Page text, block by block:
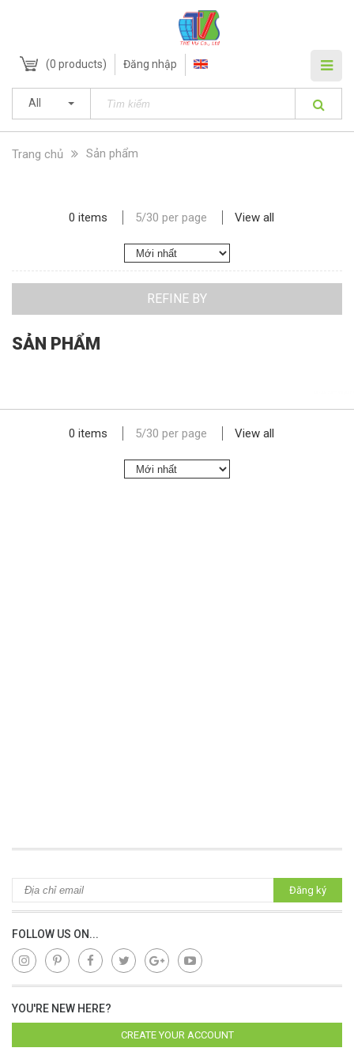
(0 products) Đăng nhập
All
Trang chủ Sản phẩm
REFINE BY
0 items 5/30 per page View all
SẢN PHẨM
0 items 5/30 per page View all
Đăng ký
FOLLOW US ON...
YOU'RE NEW HERE?
CREATE YOUR ACCOUNT